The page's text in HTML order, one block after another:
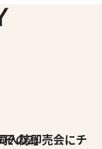
チャレンジ その2」